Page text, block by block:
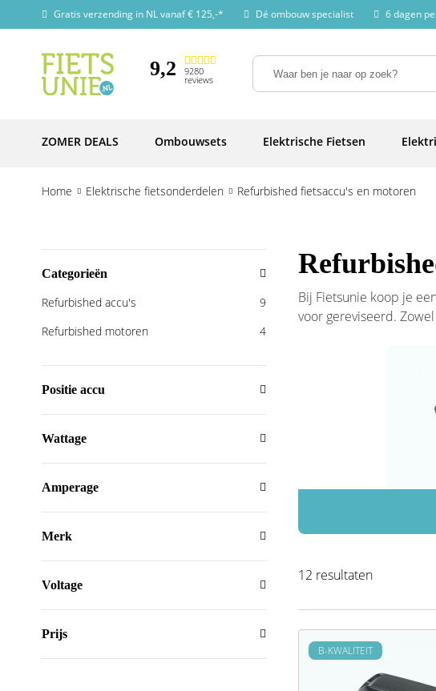
Gratis verzending in NL vanaf € 125,-* Dé ombouw specialist 6 dagen
9,2 9280
reviews
ZOMER DEALS Ombouwsets Elektrische Fietsen
Home Elektrische fietsonderdelen Refurbished fietsaccu's en motoren
Categorieën
Refurbished accu's
9
Refurbished motoren
4
Positie accu
Wattage
Amperage
Merk
Voltage
Prijs
Bij Fietsunie koop je
voor gereviseerd.
12 resultaten
B-KWALITEIT